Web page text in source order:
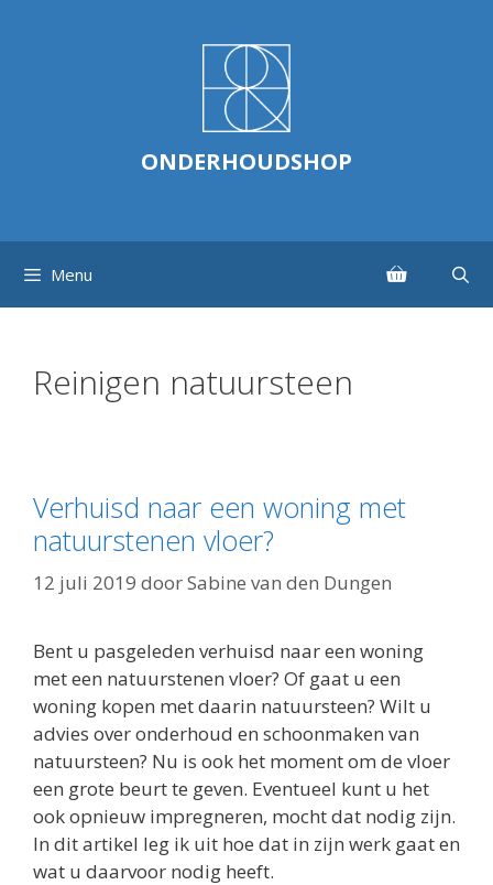
ONDERHOUDSHOP
Menu
Reinigen natuursteen
Verhuisd naar een woning met
natuurstenen vloer?
12 juli 2019 doorSabine van den Dungen
Bent u pasgeleden verhuisd naar een woning
met een natuurstenen vloer? Of gaat u een
woning kopen met daarin natuursteen? Wilt u
advies over onderhoud en schoonmaken van
natuursteen? Nu is ook het moment om de vloer
een grote beurt te geven. Eventueel kunt u het
ook opnieuw impregneren, mocht dat nodig zijn.
In dit artikel leg ik uit hoe dat in zijn werk gaat en
wat u daarvoor nodig heeft.